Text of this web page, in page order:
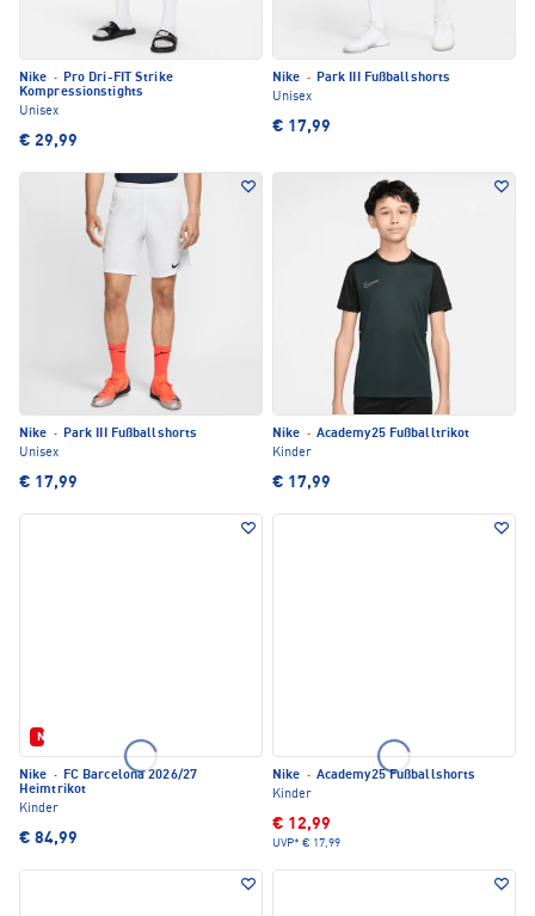
Nike · Pro Dri-FIT Strike
Kompressionstights
Unisex
€ 29,99
Nike · Park III Fußballshorts
Unisex
€ 17,99
Nike · Park III Fußballshorts
Unisex
€ 17,99
Nike · Academy25 Fußballtrikot
Kinder
€ 17,99
Neu
Nike · FC Barcelona 2026/27
Heimtrikot
Kinder
€ 84,99
Nike · Academy25 Fußballshorts
Kinder
€ 12,99
UVP* € 17,99